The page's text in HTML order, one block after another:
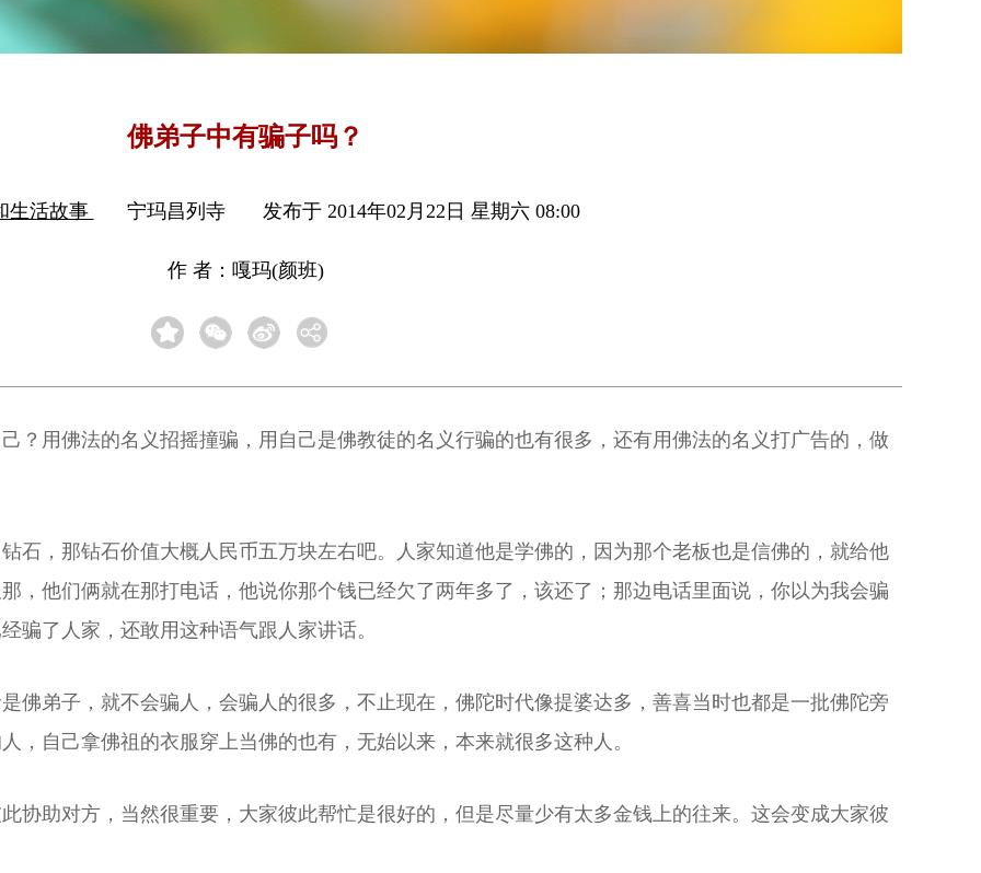
佛弟子中有骗子吗？
生活故事 宁玛昌列寺 发布于 2014年02月22日 星期六 08:00
作 者：嘎玛(颜班)
？用佛法的名义招摇撞骗，用自己是佛教徒的名义行骗的也有很多，还有用佛法的名义打广告的，做
石，那钻石价值大概人民币五万块左右吧。人家知道他是学佛的，因为那个老板也是信佛的，就给他
，他们俩就在那打电话，他说你那个钱已经欠了两年多了，该还了；那边电话里面说，你以为我会骗
了人家，还敢用这种语气跟人家讲话。
佛弟子，就不会骗人，会骗人的很多，不止现在，佛陀时代像提婆达多，善喜当时也都是一批佛陀旁
，自己拿佛祖的衣服穿上当佛的也有，无始以来，本来就很多这种人。
协助对方，当然很重要，大家彼此帮忙是很好的，但是尽量少有太多金钱上的往来。这会变成大家彼